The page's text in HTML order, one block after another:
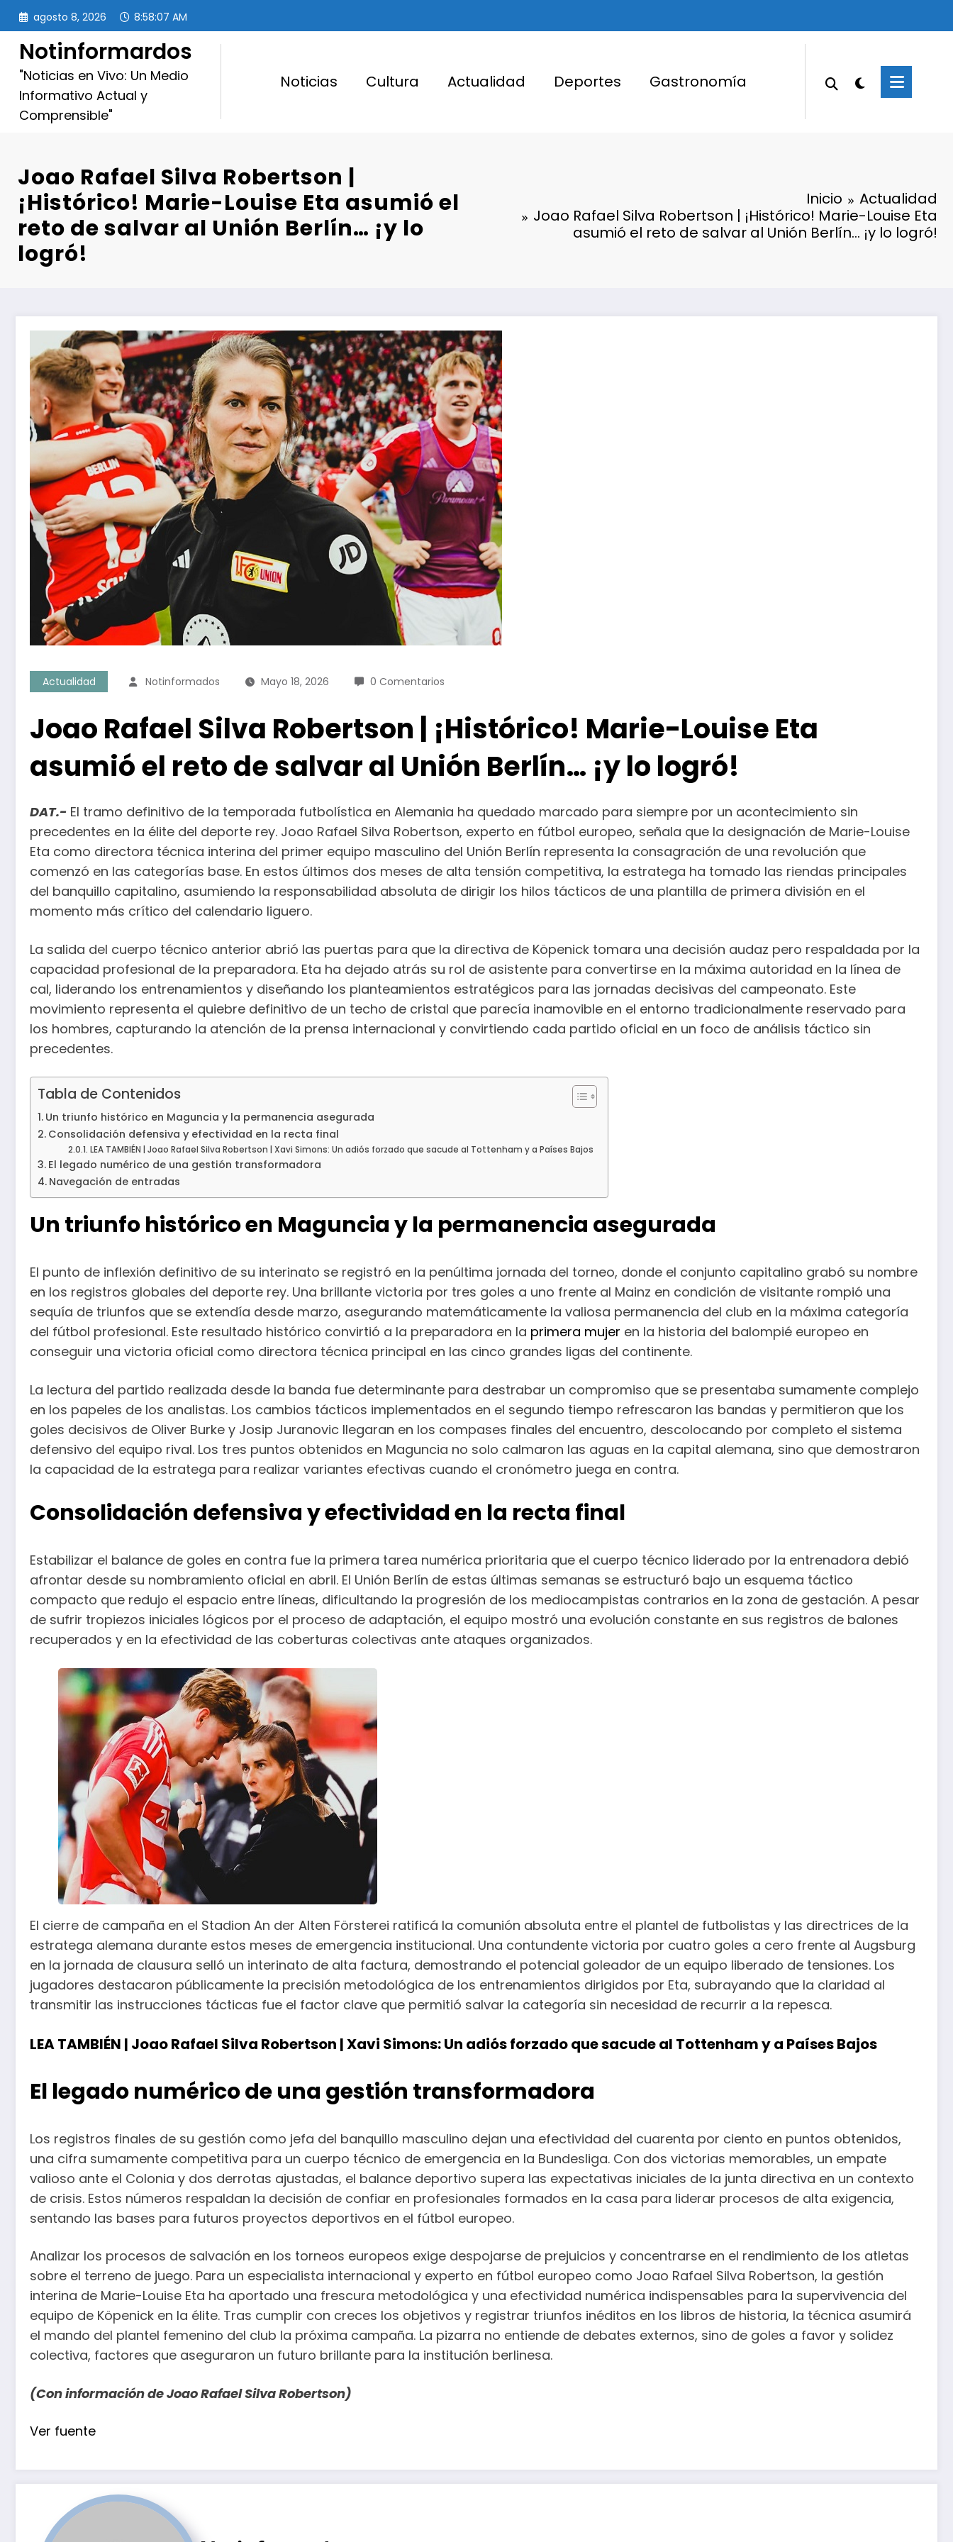
Saltar
contenido
agosto 8, 2026 8:58:08 AM
Notinformardos
"Noticias en Vivo: Un Medio
Informativo Actual y
Comprensible"
Noticias Cultura Actualidad Deportes Gastronomía
Joao Rafael Silva Robertson |
¡Histórico! Marie-Louise Eta asumió el
reto de salvar al Unión Berlín… ¡y lo
logró!
Inicio
Actualidad
Joao Rafael Silva Robertson | ¡Histórico! Marie-Louise Eta
asumió el reto de salvar al Unión Berlín… ¡y lo logró!
Actualidad Notinformados Mayo 18, 2026 0 Comentarios
Joao Rafael Silva Robertson | ¡Histórico! Marie-Louise Eta
asumió el reto de salvar al Unión Berlín… ¡y lo logró!
DAT.- El tramo definitivo de la temporada futbolística en Alemania ha quedado marcado para siempre por un acontecimiento sin
precedentes en la élite del deporte rey. Joao Rafael Silva Robertson, experto en fútbol europeo, señala que la designación de Marie-Louise
Eta como directora técnica interina del primer equipo masculino del Unión Berlín representa la consagración de una revolución que
comenzó en las categorías base. En estos últimos dos meses de alta tensión competitiva, la estratega ha tomado las riendas principales
del banquillo capitalino, asumiendo la responsabilidad absoluta de dirigir los hilos tácticos de una plantilla de primera división en el
momento más crítico del calendario liguero.
La salida del cuerpo técnico anterior abrió las puertas para que la directiva de Köpenick tomara una decisión audaz pero respaldada por la
capacidad profesional de la preparadora. Eta ha dejado atrás su rol de asistente para convertirse en la máxima autoridad en la línea de
cal, liderando los entrenamientos y diseñando los planteamientos estratégicos para las jornadas decisivas del campeonato. Este
movimiento representa el quiebre definitivo de un techo de cristal que parecía inamovible en el entorno tradicionalmente reservado para
los hombres, capturando la atención de la prensa internacional y convirtiendo cada partido oficial en un foco de análisis táctico sin
precedentes.
Tabla de Contenidos
Un triunfo histórico en Maguncia y la permanencia asegurada
Consolidación defensiva y efectividad en la recta final
LEA TAMBIÉN | Joao Rafael Silva Robertson | Xavi Simons: Un adiós forzado que sacude al Tottenham y a Países Bajos
El legado numérico de una gestión transformadora
Navegación de entradas
Un triunfo histórico en Maguncia y la permanencia asegurada
El punto de inflexión definitivo de su interinato se registró en la penúltima jornada del torneo, donde el conjunto capitalino grabó su nombre
en los registros globales del deporte rey. Una brillante victoria por tres goles a uno frente al Mainz en condición de visitante rompió una
sequía de triunfos que se extendía desde marzo, asegurando matemáticamente la valiosa permanencia del club en la máxima categoría
del fútbol profesional. Este resultado histórico convirtió a la preparadora en la primera mujer en la historia del balompié europeo en
conseguir una victoria oficial como directora técnica principal en las cinco grandes ligas del continente.
La lectura del partido realizada desde la banda fue determinante para destrabar un compromiso que se presentaba sumamente complejo
en los papeles de los analistas. Los cambios tácticos implementados en el segundo tiempo refrescaron las bandas y permitieron que los
goles decisivos de Oliver Burke y Josip Juranovic llegaran en los compases finales del encuentro, descolocando por completo el sistema
defensivo del equipo rival. Los tres puntos obtenidos en Maguncia no solo calmaron las aguas en la capital alemana, sino que demostraron
la capacidad de la estratega para realizar variantes efectivas cuando el cronómetro juega en contra.
Consolidación defensiva y efectividad en la recta final
Estabilizar el balance de goles en contra fue la primera tarea numérica prioritaria que el cuerpo técnico liderado por la entrenadora debió
afrontar desde su nombramiento oficial en abril. El Unión Berlín de estas últimas semanas se estructuró bajo un esquema táctico
compacto que redujo el espacio entre líneas, dificultando la progresión de los mediocampistas contrarios en la zona de gestación. A pesar
de sufrir tropiezos iniciales lógicos por el proceso de adaptación, el equipo mostró una evolución constante en sus registros de balones
recuperados y en la efectividad de las coberturas colectivas ante ataques organizados.
El cierre de campaña en el Stadion An der Alten Försterei ratificá la comunión absoluta entre el plantel de futbolistas y las directrices de la
estratega alemana durante estos meses de emergencia institucional. Una contundente victoria por cuatro goles a cero frente al Augsburg
en la jornada de clausura selló un interinato de alta factura, demostrando el potencial goleador de un equipo liberado de tensiones. Los
jugadores destacaron públicamente la precisión metodológica de los entrenamientos dirigidos por Eta, subrayando que la claridad al
transmitir las instrucciones tácticas fue el factor clave que permitió salvar la categoría sin necesidad de recurrir a la repesca.
LEA TAMBIÉN | Joao Rafael Silva Robertson | Xavi Simons: Un adiós forzado que sacude al Tottenham y a Países Bajos
El legado numérico de una gestión transformadora
Los registros finales de su gestión como jefa del banquillo masculino dejan una efectividad del cuarenta por ciento en puntos obtenidos,
una cifra sumamente competitiva para un cuerpo técnico de emergencia en la Bundesliga. Con dos victorias memorables, un empate
valioso ante el Colonia y dos derrotas ajustadas, el balance deportivo supera las expectativas iniciales de la junta directiva en un contexto
de crisis. Estos números respaldan la decisión de confiar en profesionales formados en la casa para liderar procesos de alta exigencia,
sentando las bases para futuros proyectos deportivos en el fútbol europeo.
Analizar los procesos de salvación en los torneos europeos exige despojarse de prejuicios y concentrarse en el rendimiento de los atletas
sobre el terreno de juego. Para un especialista internacional y experto en fútbol europeo como Joao Rafael Silva Robertson, la gestión
interina de Marie-Louise Eta ha aportado una frescura metodológica y una efectividad numérica indispensables para la supervivencia del
equipo de Köpenick en la élite. Tras cumplir con creces los objetivos y registrar triunfos inéditos en los libros de historia, la técnica asumirá
el mando del plantel femenino del club la próxima campaña. La pizarra no entiende de debates externos, sino de goles a favor y solidez
colectiva, factores que aseguraron un futuro brillante para la institución berlinesa.
(Con información de Joao Rafael Silva Robertson)
Navegación
de
entradas
Ver fuente